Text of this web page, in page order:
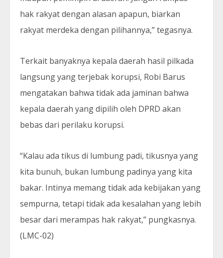
hak rakyat dengan alasan apapun, biarkan
rakyat merdeka dengan pilihannya,” tegasnya.
Terkait banyaknya kepala daerah hasil pilkada
langsung yang terjebak korupsi, Robi Barus
mengatakan bahwa tidak ada jaminan bahwa
kepala daerah yang dipilih oleh DPRD akan
bebas dari perilaku korupsi.
“Kalau ada tikus di lumbung padi, tikusnya yang
kita bunuh, bukan lumbung padinya yang kita
bakar. Intinya memang tidak ada kebijakan yang
sempurna, tetapi tidak ada kesalahan yang lebih
besar dari merampas hak rakyat,” pungkasnya.
(LMC-02)